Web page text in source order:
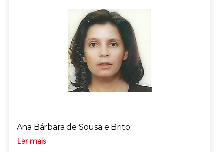
Ana Bárbara de Sousa e Brito
Ler mais